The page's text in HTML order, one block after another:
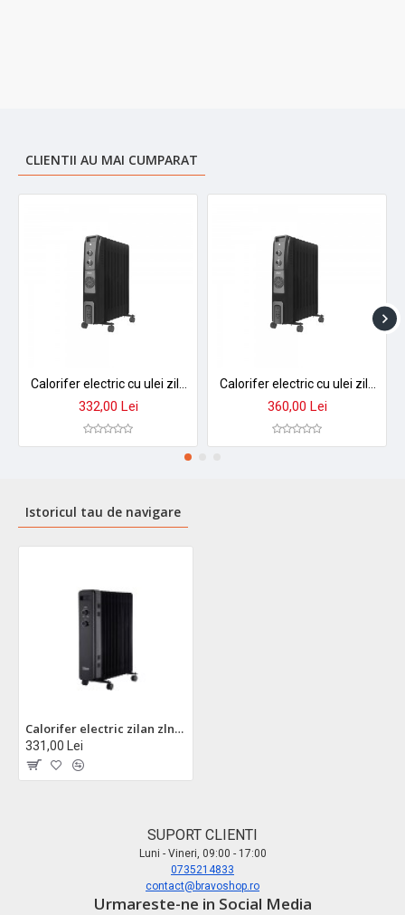
CLIENTII AU MAI CUMPARAT
332,00 Lei 360,00 Lei
Istoricul tau de navigare
Calorifer electric zilan zln8450 - 2500w, 11 elementi, protectie la cadere, negru
331,00 Lei
SUPORT CLIENTI
Luni - Vineri, 09:00 - 17:00
0735214833
contact@bravoshop.ro
Urmareste-ne in Social Media